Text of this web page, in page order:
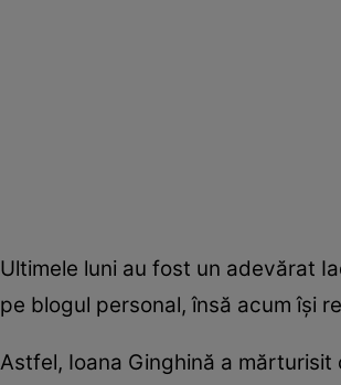
Ultimele luni au fost un adevărat
pe blogul personal, însă acum îşi
Astfel, Ioana Ginghină a